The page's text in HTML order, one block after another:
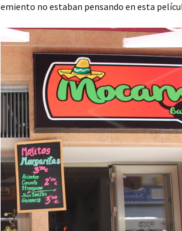
no estaban pensando en esta